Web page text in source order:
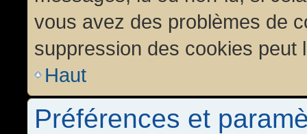
vous avez des problèmes de
suppression des cookies peut
Haut
Préférences et